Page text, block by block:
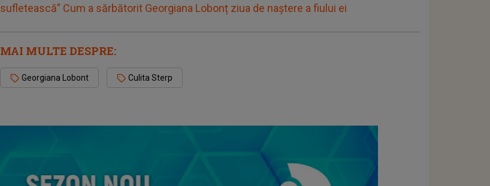
sufletească” Cum a sărbătorit Georgiana Lobonț ziua de naștere a fiului ei
MAI MULTE DESPRE:
Georgiana Lobont Culita Sterp